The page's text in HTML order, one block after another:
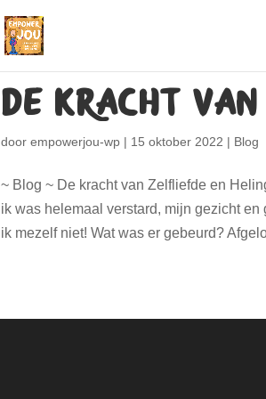
De kracht
doorempowerjou-wp | 15 oktober 2022 | Blog
~ Blog ~ De kracht van Zelfliefde en
ik was helemaal verstard, mijn gezicht
ik mezelf niet! Wat was er gebeurd?